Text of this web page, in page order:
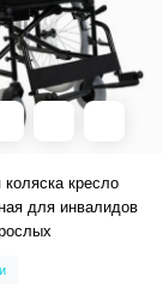
кресло
для инвалидов